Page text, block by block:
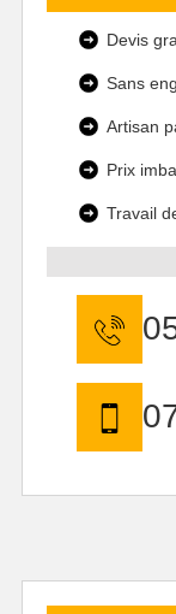
Devis
Sans
Artisan
Prix
Travail